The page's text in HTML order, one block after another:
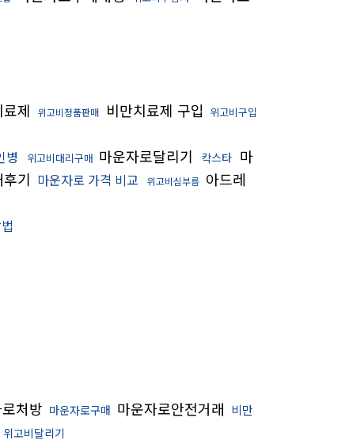
제 위고비정품판매 비만치료제 구입 위고비구입
병 위고비대리구매 마운자로달리기 칵스타 마
기 마운자로 가격 비교 위고비심부름 아드레
처방 마운자로구매 마운자로안전거래 비만
위고비달리기